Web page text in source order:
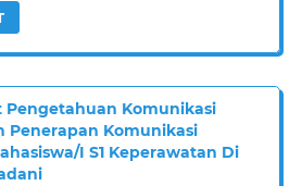
Komunikasi
Penerapan Komunikasi
I S1 Keperawatan Di